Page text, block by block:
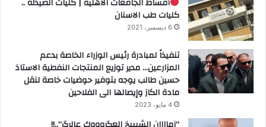
كليات طب الاسنان
6 ديسمبر، 2021
تنفيذاً لمبادرة رئيس الوزراء الخاصة بدعم
المزارعين… مدير توزيع المنتجات النفطية الاستاذ
حسين طالب يوجه بتوفير حوضيات خاصة لنقل
مادة الكاز وإيصالها الى الفلاحين
4 مايو، 2023